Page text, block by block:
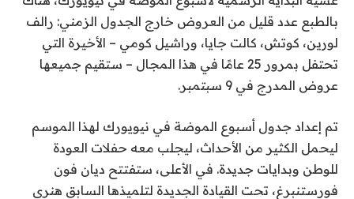
بالطبع عدد قليل من العروض خارج الجدول الزمني: رالف
لورين، كوتش، كالت جايا، وراشيل كومي – الأخيرة التي
تحتفل بمرور 25 عامًا في هذا المجال – ستقيم جميعها
عروض المدرج في 9 سبتمبر.
تم إعداد جدول أسبوع الموضة في نيويورك لهذا الموسم
ليحمل الكثير من الأحداث، ليجلب معه حفلات العودة
للوطن وبدايات جديدة. في الأعلى، ستفتتح ديان فون
فورستنبرغ، تحت القيادة الجديدة لتلميذها السابق هنري